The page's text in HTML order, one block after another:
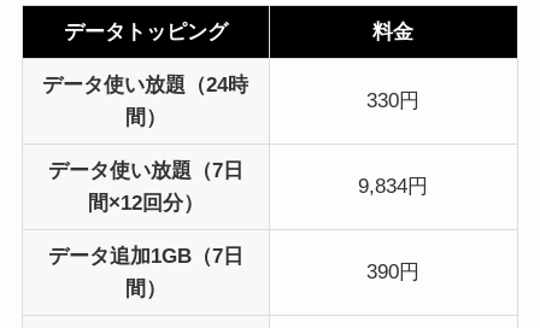
データトッピング 料金
データ使い放題（24時
間）
330円
データ使い放題（7日
間×12回分）
9,834円
データ追加1GB（7日
間）
390円